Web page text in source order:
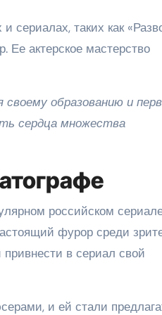
сериалах, таких как
Ее актерское мастерство
своему образованию и
сердца множества
российском
фурор среди
в сериал свой
и ей стали